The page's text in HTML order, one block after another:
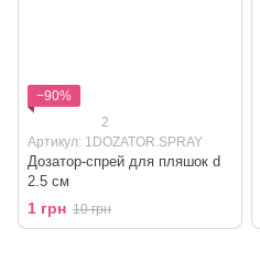
−90%
2
Артикул: 1DOZATOR.SPRAY
Дозатор-спрей для пляшок d
2.5 см
1 грн 10 грн